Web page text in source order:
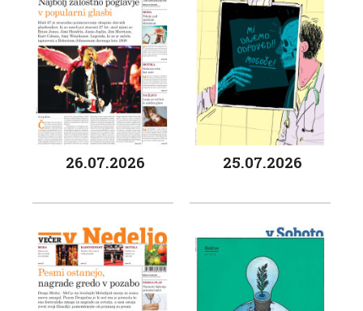
26.07.2026 25.07.2026